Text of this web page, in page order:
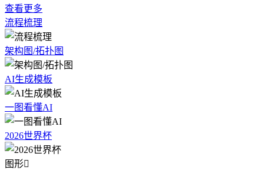
查看更多
流程梳理
架构图/拓扑图
AI生成模板
一图看懂AI
2026世界杯
图形